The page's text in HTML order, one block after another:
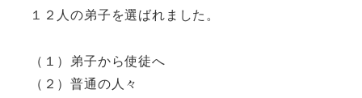
１２人の弟子を選ばれました。
（１）弟子から使徒へ
（２）普通の人々